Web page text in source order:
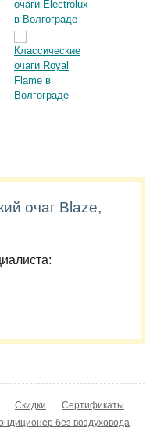
очаг Blaze,
Скидки
Сертификаты
без воздуховода